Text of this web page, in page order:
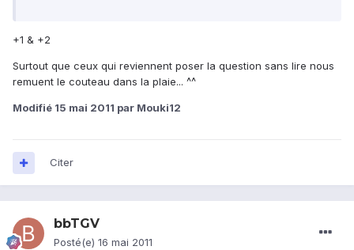
+1 & +2
Surtout que ceux qui reviennent poser la question sans lire nous
remuent le couteau dans la plaie... ^^
Modifié 15 mai 2011 par Mouki12
Citer
bbTGV
Posté(e) 16 mai 2011